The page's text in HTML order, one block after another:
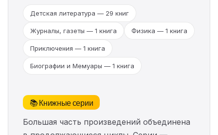
Детская литература — 29 книг
Журналы, газеты — 1 книга Физика — 1 книга
Приключения — 1 книга
Биографии и Мемуары — 1 книга
📚 Книжные серии
Большая часть произведений объединена